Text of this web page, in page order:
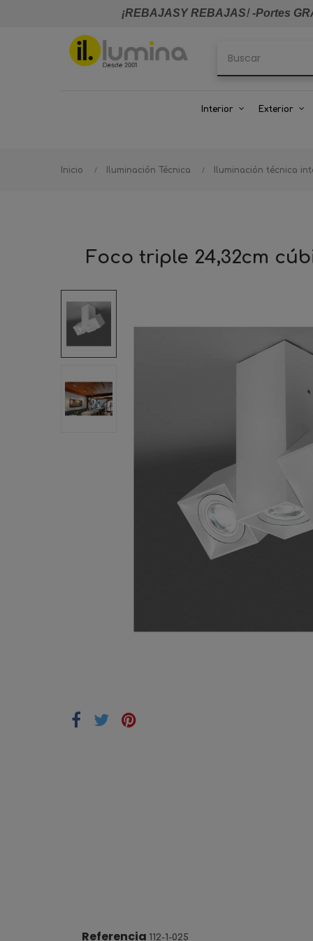
¡REBAJASY REBAJAS!-Portes
Interior Exterior
Inicio Iluminación Técnica Iluminación técnica
Foco triple 24,32cm
Referencia 112-1-025